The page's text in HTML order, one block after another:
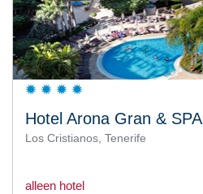
Hotel Arona Gran & SPA
Los Cristianos, Tenerife
alleen hotel